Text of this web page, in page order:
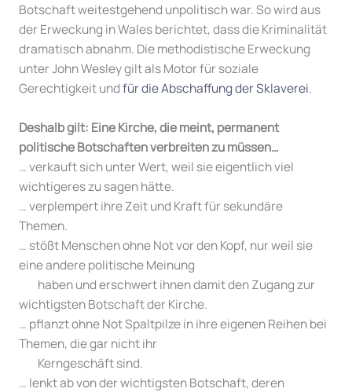
Botschaft weitestgehend unpolitisch war. So wird aus
der Erweckung in Wales berichtet, dass die Kriminalität
dramatisch abnahm. Die methodistische Erweckung
unter John Wesley gilt als Motor für soziale
Gerechtigkeit undfür die Abschaffung der Sklaverei.
Deshalb gilt: Eine Kirche, die meint, permanent
politische Botschaften verbreiten zu müssen…
… verkauft sich unter Wert, weil sie eigentlich viel
wichtigeres zu sagen hätte.
… verplempert ihre Zeit und Kraft für sekundäre
Themen.
… stößt Menschen ohne Not vor den Kopf, nur weil sie
eine andere politische Meinung
haben und erschwert ihnen damit den Zugang zur
wichtigsten Botschaft der Kirche.
… pflanzt ohne Not Spaltpilze in ihre eigenen Reihen bei
Themen, die gar nicht ihr
Kerngeschäft sind.
… lenkt ab von der wichtigsten Botschaft, deren